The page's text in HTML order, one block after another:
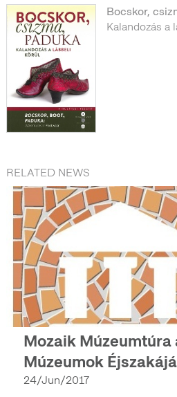
Bocskor,
Kalandozás a
RELATED NEWS
Mozaik Múzeumtúra
Múzeumok
24/Jun/2017